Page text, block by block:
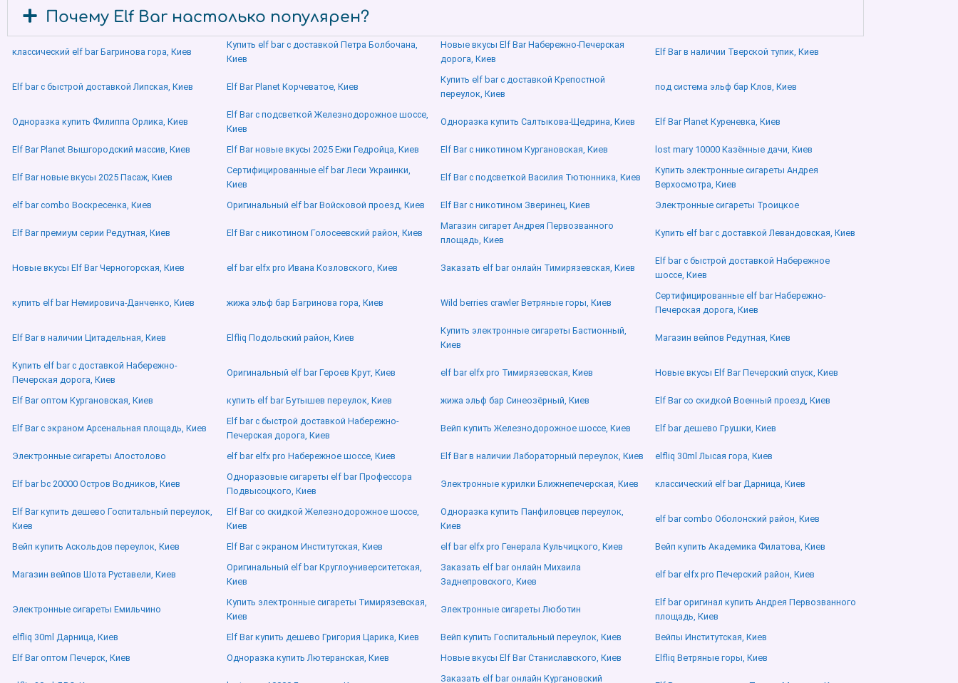
Почему Elf Bar настолько популярен?
классический elf bar Багринова гора, Киев
Купить elf bar с доставкой Петра Болбочана,
Киев
Новые вкусы Elf Bar Набережно-Печерская
дорога, Киев
Elf Bar в наличии Тверской тупик, Киев
Elf bar с быстрой доставкой Липская, Киев Elf Bar Planet Корчеватое, Киев
Купить elf bar с доставкой Крепостной
переулок, Киев
под система эльф бар Клов, Киев
Одноразка купить Филиппа Орлика, Киев
Elf Bar с подсветкой Железнодорожное шоссе,
Киев
Одноразка купить Салтыкова-Щедрина, Киев Elf Bar Planet Куреневка, Киев
Elf Bar Planet Вышгородский массив, Киев Elf Bar новые вкусы 2025 Ежи Гедройца, Киев Elf Bar с никотином Кургановская, Киев lost mary 10000 Казённые дачи, Киев
Elf Bar новые вкусы 2025 Пасаж, Киев
Сертифицированные elf bar Леси Украинки,
Киев
Elf Bar с подсветкой Василия Тютюнника, Киев
Купить электронные сигареты Андрея
Верхосмотра, Киев
elf bar combo Воскресенка, Киев
Оригинальный elf bar Войсковой проезд, Киев Elf Bar с никотином Зверинец, Киев Электронные сигареты Троицкое
Elf Bar премиум серии Редутная, Киев Elf Bar с никотином Голосеевский район, Киев
Магазин сигарет Андрея Первозванного
площадь, Киев
Купить elf bar с доставкой Левандовская, Киев
Новые вкусы Elf Bar Черногорская, Киев elf bar elfx pro Ивана Козловского, Киев Заказать elf bar онлайн Тимирязевская, Киев
Elf bar с быстрой доставкой Набережное
шоссе, Киев
купить elf bar Немировича-Данченко, Киев жижа эльф бар Багринова гора, Киев Wild berries crawler Ветряные горы, Киев
Сертифицированные elf bar Набережно-
Печерская дорога, Киев
Elf Bar в наличии Цитадельная, Киев Elfliq Подольский район, Киев
Купить электронные сигареты Бастионный,
Киев
Магазин вейпов Редутная, Киев
Купить elf bar с доставкой Набережно-
Печерская дорога, Киев
Оригинальный elf bar Героев Крут, Киев elf bar elfx pro Тимирязевская, Киев Новые вкусы Elf Bar Печерский спуск, Киев
Elf Bar оптом Кургановская, Киев купить elf bar Бутышев переулок, Киев жижа эльф бар Синеозёрный, Киев Elf Bar со скидкой Военный проезд, Киев
Elf Bar с экраном Арсенальная площадь, Киев
Elf bar с быстрой доставкой Набережно-
Печерская дорога, Киев
Вейп купить Железнодорожное шоссе, Киев Elf bar дешево Грушки, Киев
Электронные сигареты Апостолово elf bar elfx pro Набережное шоссе, Киев Elf Bar в наличии Лабораторный переулок, Киев elfliq 30ml Лысая гора, Киев
Elf bar bc 20000 Остров Водников, Киев
Одноразовые сигареты elf bar Профессора
Подвысоцкого, Киев
Электронные курилки Ближнепечерская, Киев классический elf bar Дарница, Киев
Elf Bar купить дешево Госпитальный переулок,
Киев
Elf Bar со скидкой Железнодорожное шоссе,
Киев
Одноразка купить Панфиловцев переулок,
Киев
elf bar combo Оболонский район, Киев
Вейп купить Аскольдов переулок, Киев Elf Bar с экраном Институтская, Киев elf bar elfx pro Генерала Кульчицкого, Киев Вейп купить Академика Филатова, Киев
Магазин вейпов Шота Руставели, Киев
Оригинальный elf bar Круглоуниверситетская,
Киев
Заказать elf bar онлайн Михаила
Заднепровского, Киев
elf bar elfx pro Печерский район, Киев
Электронные сигареты Емильчино
Купить электронные сигареты Тимирязевская,
Киев
Электронные сигареты Люботин
Elf bar оригинал купить Андрея Первозванного
площадь, Киев
elfliq 30ml Дарница, Киев
Elf Bar купить дешево Григория Царика, Киев Вейп купить Госпитальный переулок, Киев
Вейпы Институтская, Киев
Elf Bar оптом Печерск, Киев
Одноразка купить Лютеранская, Киев Новые вкусы Elf Bar Станиславского, Киев Elfliq Ветряные горы, Киев
Заказать elf bar онлайн Кургановский